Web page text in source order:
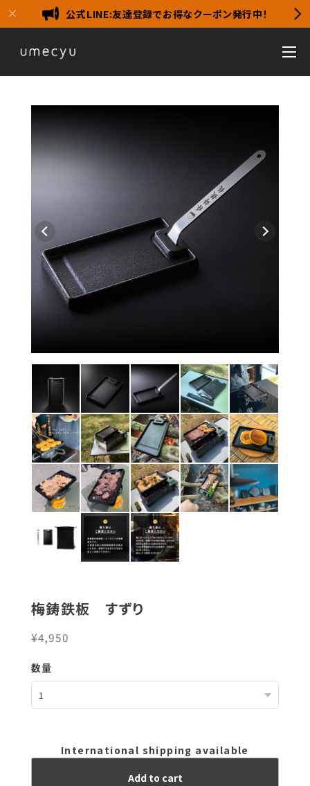
公式LINE:友達登録でお得なクーポン発行中！
梅鋳鉄板 すずり
¥4,950
数量
International shipping available
Add to cart